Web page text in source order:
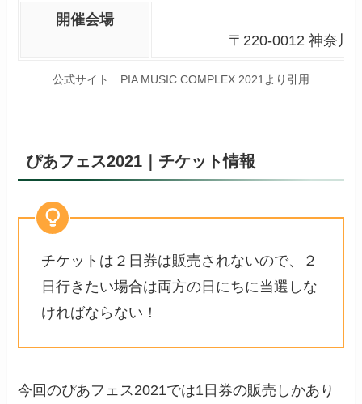
開催会場
〒220-0012 神奈川
公式サイト PIA MUSIC COMPLEX 2021より引用
ぴあフェス2021｜チケット情報
チケットは２日券は販売されないので、２
日行きたい場合は両方の日にちに当選しな
ければならない！
今回のぴあフェス2021では1日券の販売しかあり